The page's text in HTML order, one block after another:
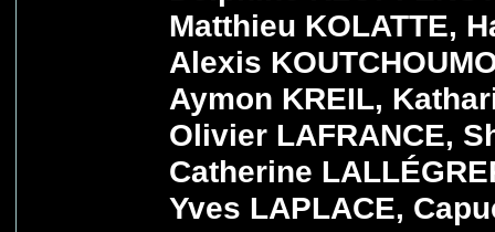
Matthieu KOLATTE,
Alexis
Aymon KREIL,
Olivier LAFRANCE,
Catherine
Yves LAPLACE,